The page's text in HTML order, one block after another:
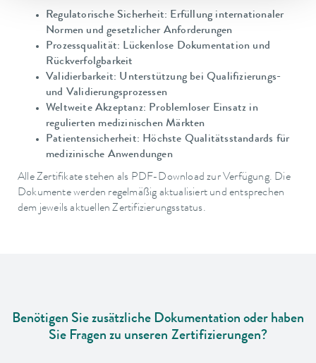
Regulatorische Sicherheit: Erfüllung internationaler
Normen und gesetzlicher Anforderungen
Prozessqualität: Lückenlose Dokumentation und
Rückverfolgbarkeit
Validierbarkeit: Unterstützung bei Qualifizierungs-
und Validierungsprozessen
Weltweite Akzeptanz: Problemloser Einsatz in
regulierten medizinischen Märkten
Patientensicherheit: Höchste Qualitätsstandards für
medizinische Anwendungen
Alle Zertifikate stehen als PDF-Download zur Verfügung. Die
Dokumente werden regelmäßig aktualisiert und entsprechen
dem jeweils aktuellen Zertifizierungsstatus.
Benötigen Sie zusätzliche Dokumentation oder haben
Sie Fragen zu unseren Zertifizierungen?